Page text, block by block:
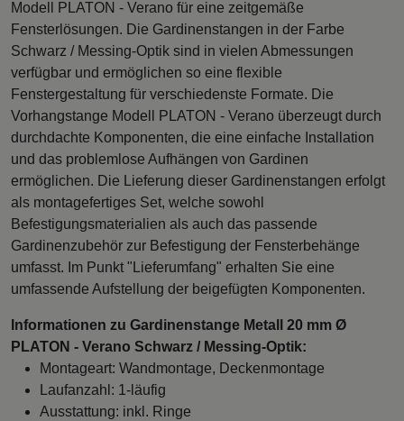
Modell PLATON - Verano für eine zeitgemäße
Fensterlösungen. Die Gardinenstangen in der Farbe
Schwarz / Messing-Optik sind in vielen Abmessungen
verfügbar und ermöglichen so eine flexible
Fenstergestaltung für verschiedenste Formate. Die
Vorhangstange Modell PLATON - Verano überzeugt durch
durchdachte Komponenten, die eine einfache Installation
und das problemlose Aufhängen von Gardinen
ermöglichen. Die Lieferung dieser Gardinenstangen erfolgt
als montagefertiges Set, welche sowohl
Befestigungsmaterialien als auch das passende
Gardinenzubehör zur Befestigung der Fensterbehänge
umfasst. Im Punkt "Lieferumfang" erhalten Sie eine
umfassende Aufstellung der beigefügten Komponenten.
Informationen zu Gardinenstange Metall 20 mm Ø
PLATON - Verano Schwarz / Messing-Optik:
Montageart: Wandmontage, Deckenmontage
Laufanzahl: 1-läufig
Ausstattung: inkl. Ringe